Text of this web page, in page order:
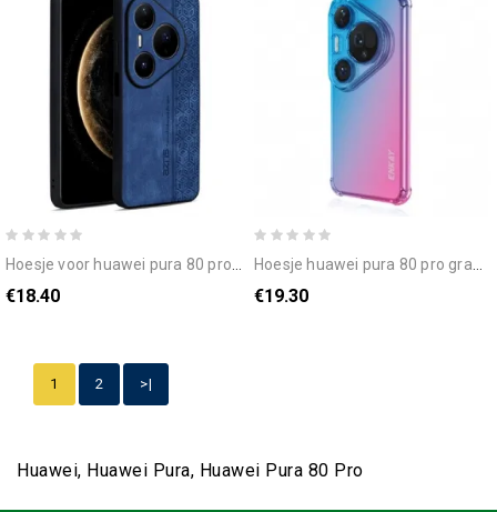
hoesje voor huawei pura 80 pro azns
€18.40
hoesje huawei pura 80 pro gradiënt enkay
€19.30
1 2 >|
Huawei, Huawei Pura, Huawei Pura 80 Pro